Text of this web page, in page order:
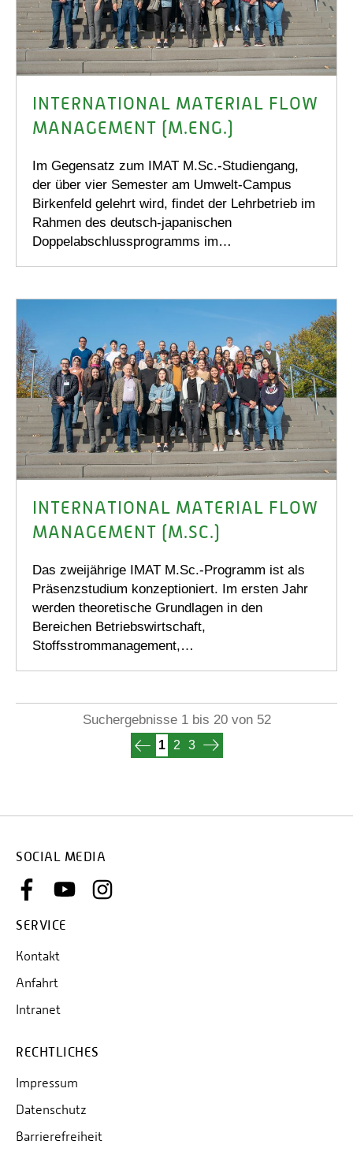
INTERNATIONAL MATERIAL FLOW
MANAGEMENT (M.ENG.)
Im Gegensatz zum IMAT M.Sc.-Studiengang,
der über vier Semester am Umwelt-Campus
Birkenfeld gelehrt wird, findet der Lehrbetrieb im
Rahmen des deutsch-japanischen
Doppelabschlussprogramms im…
INTERNATIONAL MATERIAL FLOW
MANAGEMENT (M.SC.)
Das zweijährige IMAT M.Sc.-Programm ist als
Präsenzstudium konzeptioniert. Im ersten Jahr
werden theoretische Grundlagen in den
Bereichen Betriebswirtschaft,
Stoffsstrommanagement,…
Suchergebnisse 1 bis 20 von 52
1 2 3
SOCIAL MEDIA
SERVICE
Kontakt
Anfahrt
Intranet
RECHTLICHES
Impressum
Datenschutz
Barrierefreiheit